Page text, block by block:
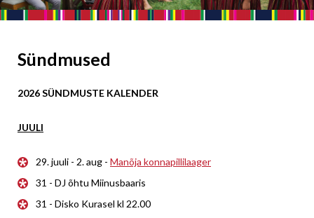
Sündmused
2026 SÜNDMUSTE KALENDER
JUULI
29. juuli - 2. aug - Manõja konnapillilaager
31 - DJ õhtu Miinusbaaris
31 - Disko Kurasel kl 22.00